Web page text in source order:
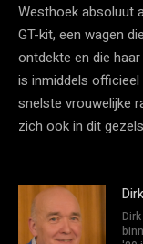
Westhoek absoluut
GT-kit, een wagen
ontdekte en die
is inmiddels
snelste vrouwelijke
zich ook in dit